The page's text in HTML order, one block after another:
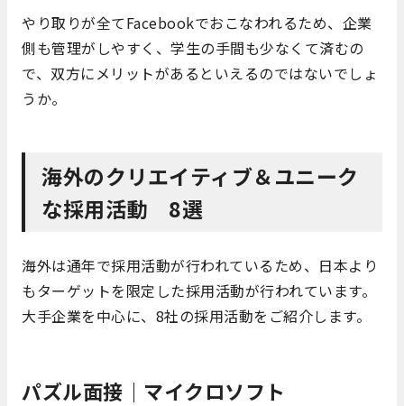
やり取りが全てFacebookでおこなわれるため、企業
側も管理がしやすく、学生の手間も少なくて済むの
で、双方にメリットがあるといえるのではないでしょ
うか。
海外のクリエイティブ＆ユニーク
な採用活動 8選
海外は通年で採用活動が行われているため、日本より
もターゲットを限定した採用活動が行われています。
大手企業を中心に、8社の採用活動をご紹介します。
パズル面接｜マイクロソフト